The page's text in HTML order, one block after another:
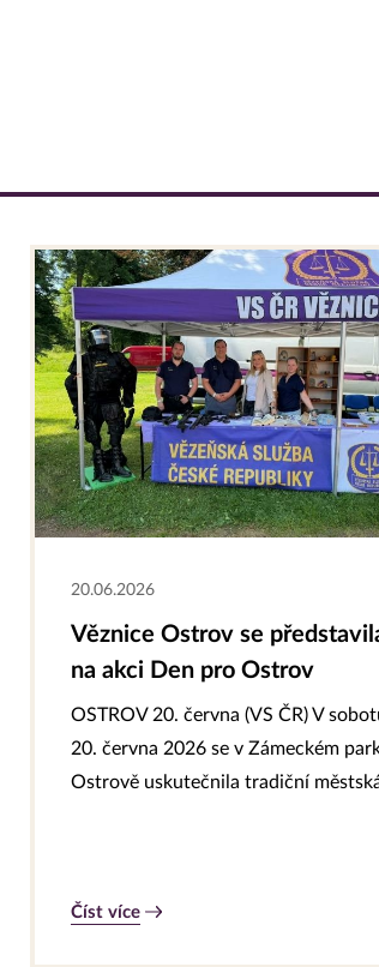
20.06.2026
Věznice Ostrov se
na akci Den pro Ostrov
OSTROV 20. června (VS ČR) V
20. června 2026 se v Zámeckém
Ostrově uskutečnila tradiční
Číst více